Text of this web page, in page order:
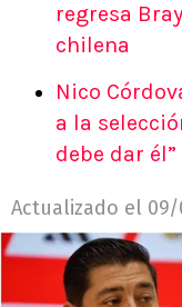
regresa
chilena
Nico
a la
debe dar él”
Actualizado el 09/